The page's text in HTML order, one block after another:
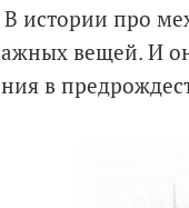
В истории про
вещей. И
в